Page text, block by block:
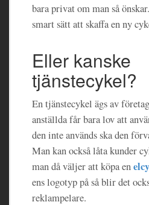
bara privat om man så
smart sätt att skaffa en ny
Eller kanske
tjänstecykel?
En tjänstecykel ägs av
anställda får bara lov att
den inte används ska den
Man kan också låta kunder
man då väljer att köpa en
ens logotyp på så blir det
reklampelare.